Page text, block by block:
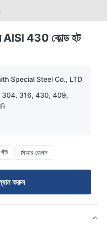
AISI 430 কোল্ড হট
Special Steel Co., LTD
304, 316, 430, 409,
সিআর রোলস
করুন